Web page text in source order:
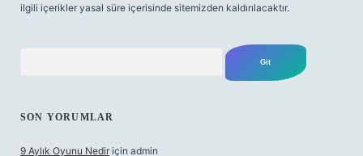
ilgili içerikler yasal süre içerisinde sitemizden kaldırılacaktır.
SON YORUMLAR
9 Aylık Oyunu Nedir için admin